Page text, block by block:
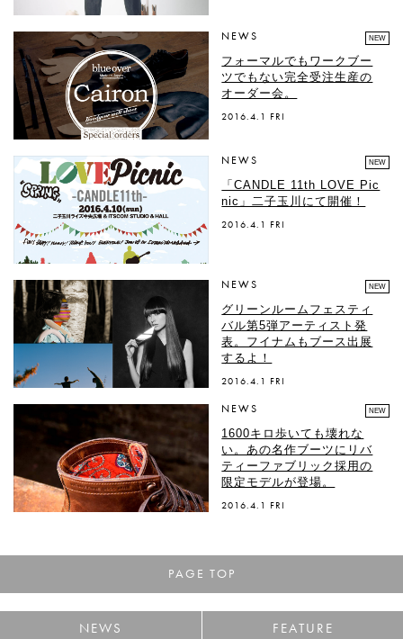
NEWS NEW
フォーマルでもワークブー
ツでもない完全受注生産の
オーダー会。
2016.4.1 FRI
NEWS NEW
「CANDLE 11th LOVE Pic
nic」二子玉川にて開催！
2016.4.1 FRI
NEWS NEW
グリーンルームフェスティ
バル第5弾アーティスト発
表。フイナムもブース出展
するよ！
2016.4.1 FRI
NEWS NEW
1600キロ歩いても壊れな
い。あの名作ブーツにリバ
ティーファブリック採用の
限定モデルが登場。
2016.4.1 FRI
PAGE TOP
NEWS FEATURE